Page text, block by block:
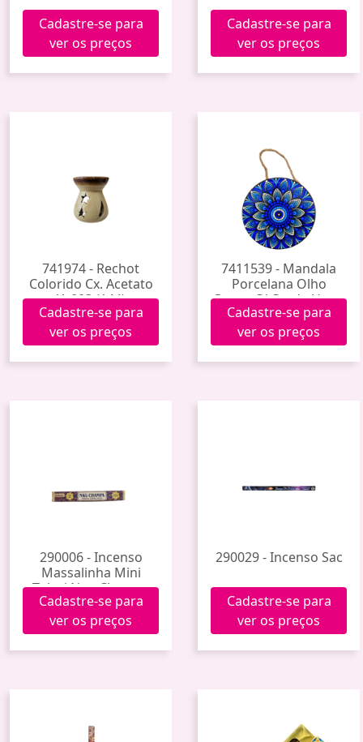
Cadastre-se para
ver os preços
Cadastre-se para
ver os preços
741974 - Rechot
Colorido Cx. Acetato
Yy003 (144)
Cadastre-se para
ver os preços
7411539 - Mandala
Porcelana Olho
Grego C/ Corda Hxgy-
006 (60)
Cadastre-se para
ver os preços
290006 - Incenso
Massalinha Mini
Tulasi Nag Champa
Cadastre-se para
ver os preços
290029 - Incenso Sac
Cadastre-se para
ver os preços